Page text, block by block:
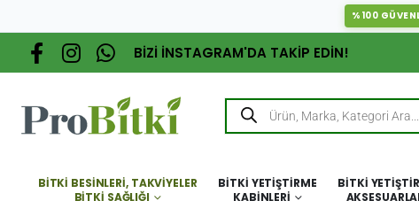
%100
BİZİ İNSTAGRAM'DA TAKİP EDİN!
BITKI BESINLERI, TAKVIYELER
BITKI SAĞLIĞI
BITKI YETIŞTIRME
KABINLERI
BITKI